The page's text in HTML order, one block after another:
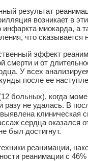
результат
возникает в
инфаркта миокарда, а
что сказывается
эффект
смерти и от
У всех
после ее
больных), когда
разу не удалась. В
клиническая
сердца оказался
был достигнут.
реанимации,
реанимации с 46%